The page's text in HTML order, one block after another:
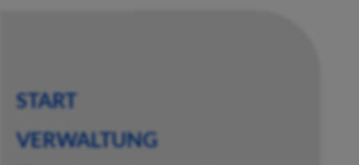
START
VERWALTUNG